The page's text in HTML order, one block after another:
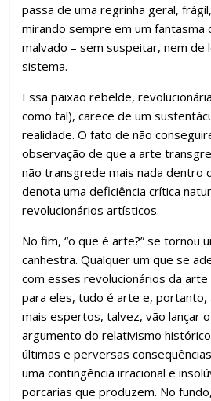
passa de uma regrinha geral,
mirando sempre em um
malvado – sem suspeitar, nem de
sistema.
Essa paixão rebelde,
como tal), carece de um
realidade. O fato de não
observação de que a arte
não transgrede mais nada dentro
denota uma deficiência crítica
revolucionários artísticos.
No fim, “o que é arte?” se tornou
canhestra. Qualquer um que se
com esses revolucionários da
para eles, tudo é arte e, portanto,
mais espertos, talvez, vão lançar
argumento do relativismo
últimas e perversas
uma contingência irracional e
porcarias que produzem. No